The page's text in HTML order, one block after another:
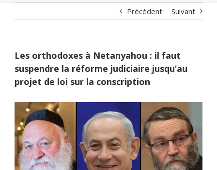
Précédent Suivant
Les orthodoxes à Netanyahou : il faut
suspendre la réforme judiciaire jusqu’au
projet de loi sur la conscription